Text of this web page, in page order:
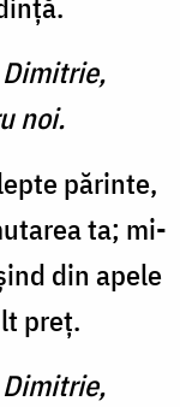
noi.
părinte,
ta; mi­
din apele
preţ.